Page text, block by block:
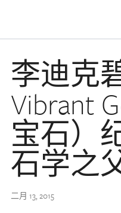
李迪克
Vibrant
宝石）
石学之
二月 13, 2015